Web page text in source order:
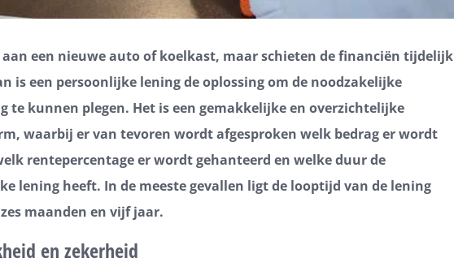
aan een nieuwe auto of koelkast, maar schieten de financiën tijdelijk
is een persoonlijke lening de oplossing om de noodzakelijke
te kunnen plegen. Het is een gemakkelijke en overzichtelijke
waarbij er van tevoren wordt afgesproken welk bedrag er wordt
rentepercentage er wordt gehanteerd en welke duur de
lening heeft. In de meeste gevallen ligt de looptijd van de lening
maanden en vijf jaar.
en zekerheid